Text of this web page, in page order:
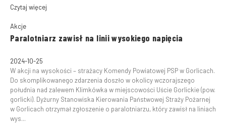
Czytaj więcej
Akcje
Paralotniarz zawisł na linii wysokiego napięcia
2024-10-25
W akcji na wysokości – strażacy Komendy Powiatowej PSP w Gorlicach.
Do skomplikowanego zdarzenia doszło w okolicy wczorajszego
południa nad zalewem Klimkówka w miejscowości Uście Gorlickie (pow.
gorlicki). Dyżurny Stanowiska Kierowania Państwowej Straży Pożarnej
w Gorlicach otrzymał zgłoszenie o paralotniarzu, który zawisł na liniach
wys...